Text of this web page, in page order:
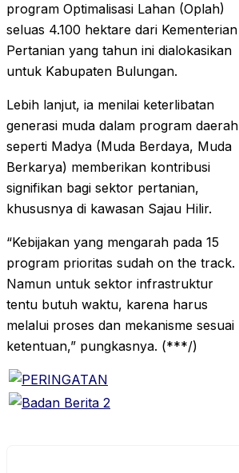
program Optimalisasi Lahan (Oplah)
seluas 4.100 hektare dari Kementerian
Pertanian yang tahun ini dialokasikan
untuk Kabupaten Bulungan.
Lebih lanjut, ia menilai keterlibatan
generasi muda dalam program daerah
seperti Madya (Muda Berdaya, Muda
Berkarya) memberikan kontribusi
signifikan bagi sektor pertanian,
khususnya di kawasan Sajau Hilir.
“Kebijakan yang mengarah pada 15
program prioritas sudah on the track.
Namun untuk sektor infrastruktur
tentu butuh waktu, karena harus
melalui proses dan mekanisme sesuai
ketentuan,” pungkasnya. (***/)